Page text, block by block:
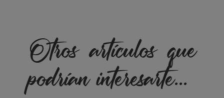
Otros artículos que
podrían interesarte...